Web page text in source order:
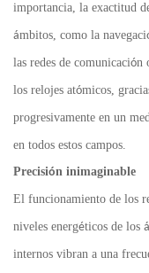
importancia, la exactitud
ámbitos, como la navegaci
las redes de comunicación
los relojes atómicos,
progresivamente en un
en todos estos campos.
Precisión inimaginable
El funcionamiento de los
niveles energéticos de los á
internos vibran a una